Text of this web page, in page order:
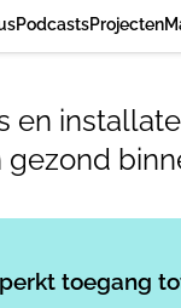
PodcastsProjecten
en
gezond
toegang